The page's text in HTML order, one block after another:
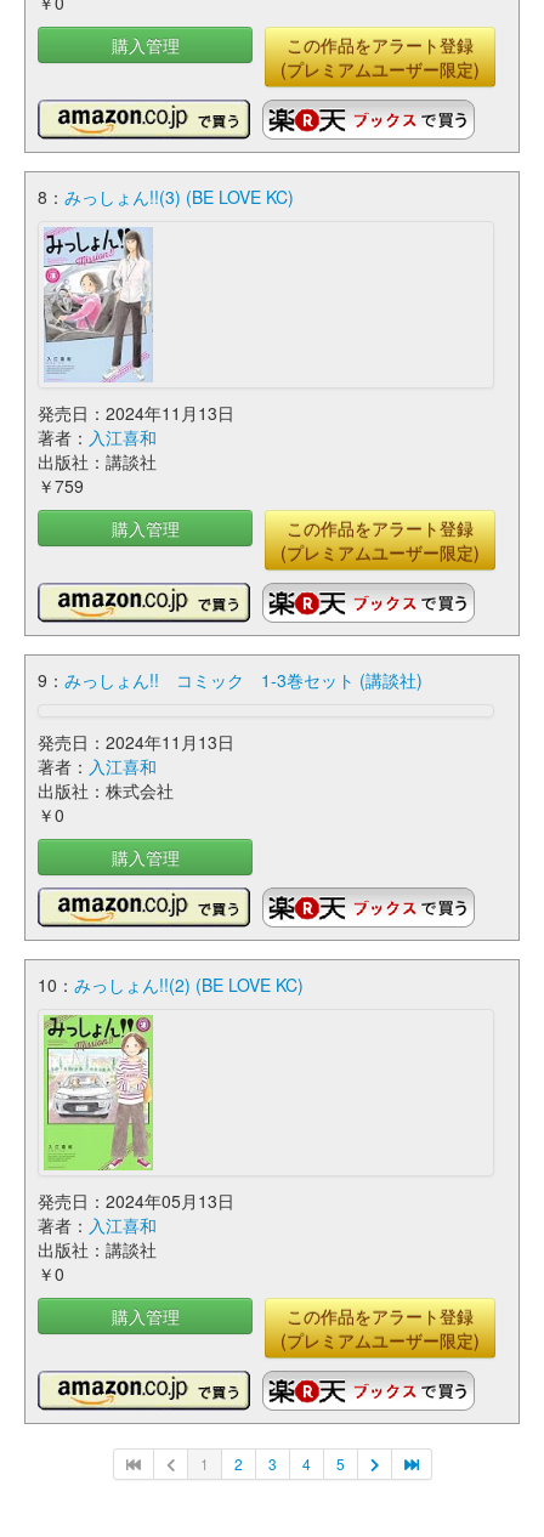
購入管理
この作品をアラート登録
(プレミアムユーザー限定)
8： みっしょん!!(3) (BE LOVE KC)
発売日：2024年11月13日
著者： 入江喜和
出版社：講談社
￥759
購入管理
この作品をアラート登録
(プレミアムユーザー限定)
9： みっしょん!! コミック 1-3巻セット (講談社)
発売日：2024年11月13日
著者： 入江喜和
出版社：株式会社
￥0
購入管理
10： みっしょん!!(2) (BE LOVE KC)
発売日：2024年05月13日
著者： 入江喜和
出版社：講談社
￥0
購入管理
この作品をアラート登録
(プレミアムユーザー限定)
1 2 3 4 5